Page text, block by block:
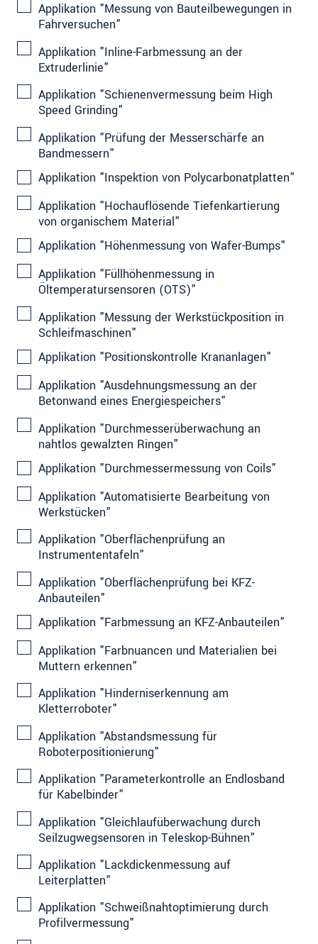
Applikation "Messung von Bauteilbewegungen in
Fahrversuchen"
Applikation "Inline-Farbmessung an der
Extruderlinie"
Applikation "Schienenvermessung beim High
Speed Grinding"
Applikation "Prüfung der Messerschärfe an
Bandmessern"
Applikation "Inspektion von Polycarbonatplatten"
Applikation "Hochauflösende Tiefenkartierung
von organischem Material"
Applikation "Höhenmessung von Wafer-Bumps"
Applikation "Füllhöhenmessung in
Öltemperatursensoren (OTS)"
Applikation "Messung der Werkstückposition in
Schleifmaschinen"
Applikation "Positionskontrolle Krananlagen"
Applikation "Ausdehnungsmessung an der
Betonwand eines Energiespeichers"
Applikation "Durchmesserüberwachung an
nahtlos gewalzten Ringen"
Applikation "Durchmessermessung von Coils"
Applikation "Automatisierte Bearbeitung von
Werkstücken"
Applikation "Oberflächenprüfung an
Instrumententafeln"
Applikation "Oberflächenprüfung bei KFZ-
Anbauteilen"
Applikation "Farbmessung an KFZ-Anbauteilen"
Applikation "Farbnuancen und Materialien bei
Muttern erkennen"
Applikation "Hinderniserkennung am
Kletterroboter"
Applikation "Abstandsmessung für
Roboterpositionierung"
Applikation "Parameterkontrolle an Endlosband
für Kabelbinder"
Applikation "Gleichlaufüberwachung durch
Seilzugwegsensoren in Teleskop-Bühnen"
Applikation "Lackdickenmessung auf
Leiterplatten"
Applikation "Schweißnahtoptimierung durch
Profilvermessung"